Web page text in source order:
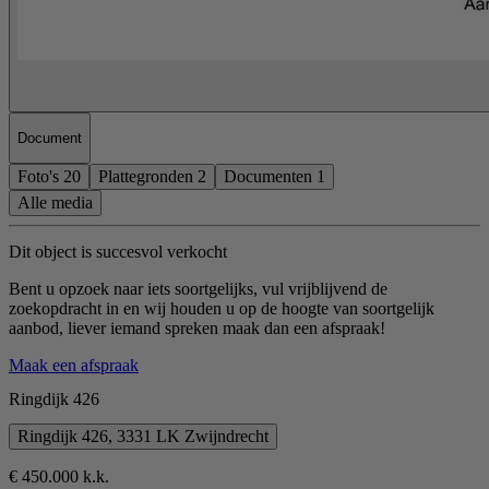
Document
Foto's 20 Plattegronden 2 Documenten 1
Alle media
Dit object is succesvol verkocht
Bent u opzoek naar iets soortgelijks, vul vrijblijvend de
zoekopdracht in en wij houden u op de hoogte van soortgelijk
aanbod, liever iemand spreken maak dan een afspraak!
Maak een afspraak
Ringdijk 426
Ringdijk 426, 3331 LK Zwijndrecht
€ 450.000 k.k.